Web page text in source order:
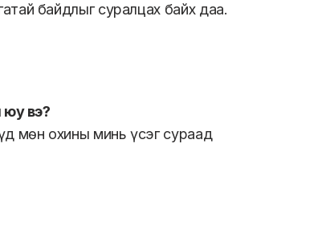
байдлыг суралцах байх даа.
юу вэ?
мөн охины минь үсэг сураад